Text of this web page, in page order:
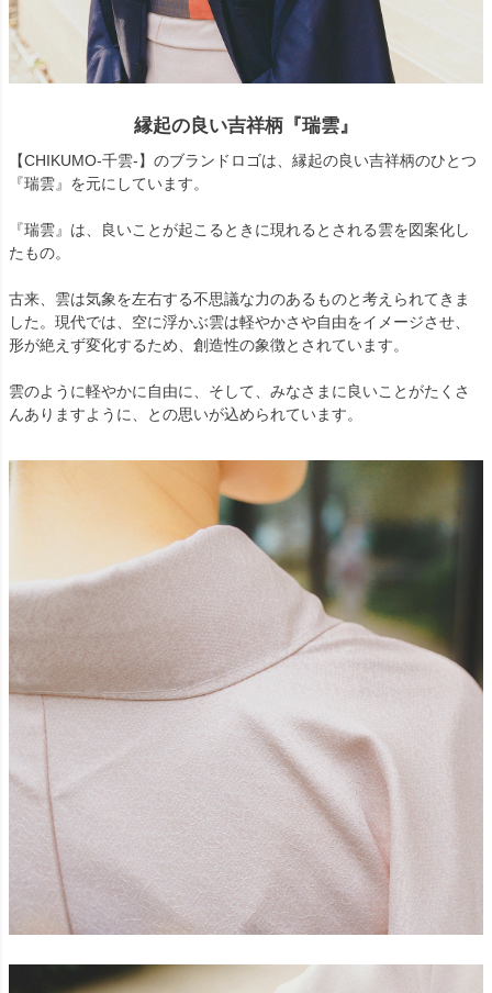
縁起の良い吉祥柄『瑞雲』
【CHIKUMO-千雲-】のブランドロゴは、縁起の良い吉祥柄のひとつ
『瑞雲』を元にしています。
『瑞雲』は、良いことが起こるときに現れるとされる雲を図案化し
たもの。
古来、雲は気象を左右する不思議な力のあるものと考えられてきま
した。現代では、空に浮かぶ雲は軽やかさや自由をイメージさせ、
形が絶えず変化するため、創造性の象徴とされています。
雲のように軽やかに自由に、そして、みなさまに良いことがたくさ
んありますように、との思いが込められています。